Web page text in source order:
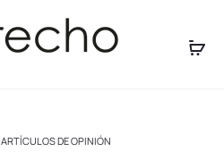
ARTÍCULOS DE OPINIÓN